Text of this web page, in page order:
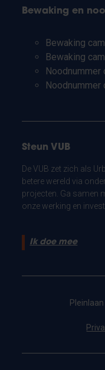
Bewaking en
Bewaking
Bewaking
Noodnummer
Steun VUB
De VUB zet zich als
betere wereld via
projecten. Ga samen
onze werking en
Ik doe mee